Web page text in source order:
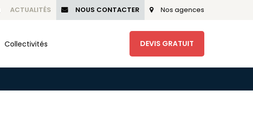
ACTUALITÉS NOUS CONTACTER Nos agences
Collectivités DEVIS GRATUIT